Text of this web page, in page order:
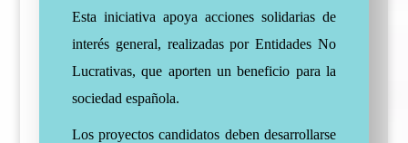
Esta iniciativa apoya acciones solidarias de
interés general, realizadas por Entidades No
Lucrativas, que aporten un beneficio para la
sociedad española.
Los proyectos candidatos deben desarrollarse